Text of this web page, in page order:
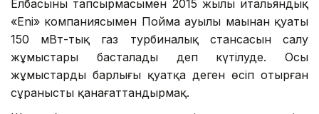
Елбасының тапсырмасымен 2015 жылы итальяндық
«Eni» компаниясымен Пойма ауылы маңынан қуаты
150 мВт-тық газ турбиналық стансасын салу
жұмыстары басталады деп күтілуде. Осы
жұмыстардың барлығы қуатқа деген өсіп отырған
сұранысты қанағаттандырмақ.